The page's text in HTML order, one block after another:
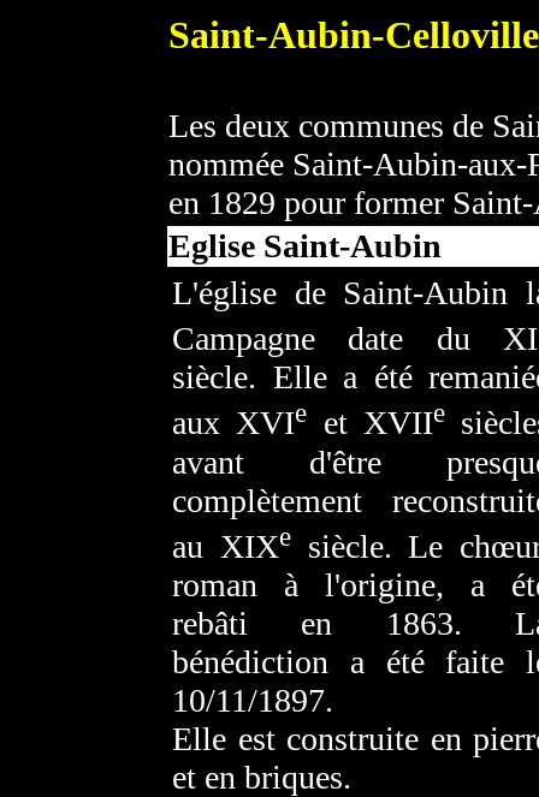
Saint-Aubin-Celloville
Les deux communes de
nommée Saint-Aubin-
en 1829 pour former
Eglise Saint-Aubin
L'église de Saint-Aubin
Campagne date du XI
siècle. Elle a été
aux XVIe et XVIIe
avant d'être
complètement
au XIXesiècle. Le
roman à l'origine, a
rebâti en 1863.
bénédiction a été faite
10/11/1897.
Elle est construite en
et en briques.